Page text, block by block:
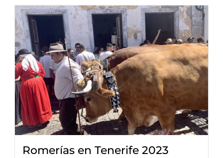
Romerías en Tenerife 2023